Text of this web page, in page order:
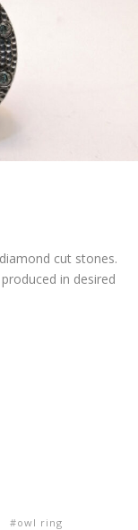
cut stones.
in desired
owl ring